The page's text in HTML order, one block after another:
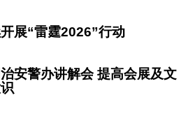
展“雷霆2026”行动
安警办讲解会 提高会展及文